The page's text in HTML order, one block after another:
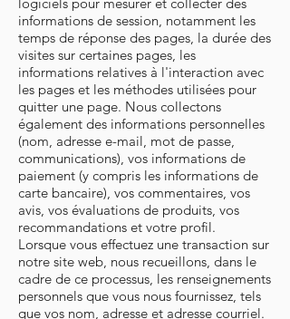
informations de session, notamment les
temps de réponse des pages, la durée des
visites sur certaines pages, les
informations relatives à l'interaction avec
les pages et les méthodes utilisées pour
quitter une page. Nous collectons
également des informations personnelles
(nom, adresse e-mail, mot de passe,
communications), vos informations de
paiement (y compris les informations de
carte bancaire), vos commentaires, vos
avis, vos évaluations de produits, vos
recommandations et votre profil.
Lorsque vous effectuez une transaction sur
notre site web, nous recueillons, dans le
cadre de ce processus, les renseignements
personnels que vous nous fournissez, tels
que vos nom, adresse et adresse courriel.